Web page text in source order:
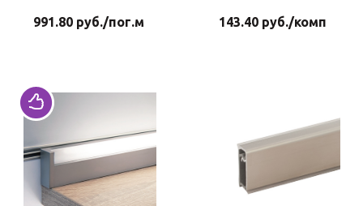
991.80руб./пог.м 143.40руб./комп